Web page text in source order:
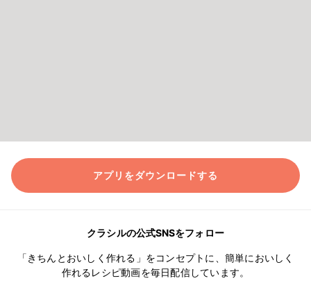
アプリをダウンロードする
クラシルの公式SNSをフォロー
「きちんとおいしく作れる」をコンセプトに、簡単においしく
作れるレシピ動画を毎日配信しています。